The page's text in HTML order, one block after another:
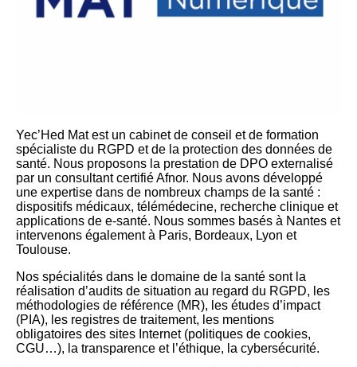
Yec’Hed Mat est un cabinet de conseil et de formation
spécialiste du RGPD et de la protection des données de
santé. Nous proposons la prestation de DPO externalisé
par un consultant certifié Afnor. Nous avons développé
une expertise dans de nombreux champs de la santé :
dispositifs médicaux, télémédecine, recherche clinique et
applications de e-santé. Nous sommes basés à Nantes et
intervenons également à Paris, Bordeaux, Lyon et
Toulouse.
Nos spécialités dans le domaine de la santé sont la
réalisation d’audits de situation au regard du RGPD, les
méthodologies de référence (MR), les études d’impact
(PIA), les registres de traitement, les mentions
obligatoires des sites Internet (politiques de cookies,
CGU…), la transparence et l’éthique, la cybersécurité.